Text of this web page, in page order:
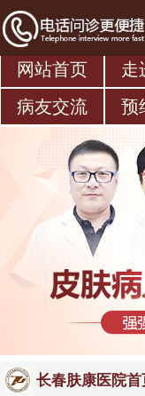
网站首页 走
病友交流
预
长春肤康医院首